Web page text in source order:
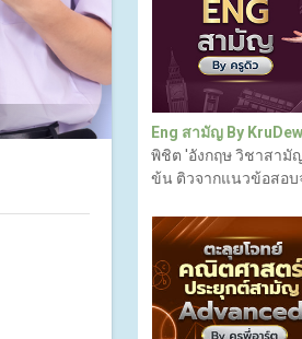
Eng สามัญ By KruDew
พิชิต 'อังกฤษ วิชาสามั
ข้น ติวจากแนวข้อสอบ